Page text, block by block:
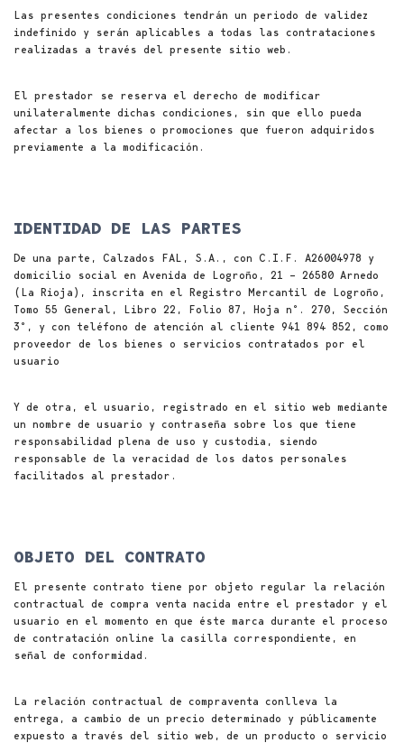
Las presentes condiciones tendrán un periodo de validez
indefinido y serán aplicables a todas las contrataciones
realizadas a través del presente sitio web.
El prestador se reserva el derecho de modificar
unilateralmente dichas condiciones, sin que ello pueda
afectar a los bienes o promociones que fueron adquiridos
previamente a la modificación.
IDENTIDAD DE LAS PARTES
De una parte, Calzados FAL, S.A., con C.I.F. A26004978 y
domicilio social en Avenida de Logroño, 21 – 26580 Arnedo
(La Rioja), inscrita en el Registro Mercantil de Logroño,
Tomo 55 General, Libro 22, Folio 87, Hoja nº. 270, Sección
3º, y con teléfono de atención al cliente 941 894 852, como
proveedor de los bienes o servicios contratados por el
usuario
Y de otra, el usuario, registrado en el sitio web mediante
un nombre de usuario y contraseña sobre los que tiene
responsabilidad plena de uso y custodia, siendo
responsable de la veracidad de los datos personales
facilitados al prestador.
OBJETO DEL CONTRATO
El presente contrato tiene por objeto regular la relación
contractual de compra venta nacida entre el prestador y el
usuario en el momento en que éste marca durante el proceso
de contratación online la casilla correspondiente, en
señal de conformidad.
La relación contractual de compraventa conlleva la
entrega, a cambio de un precio determinado y públicamente
expuesto a través del sitio web, de un producto o servicio